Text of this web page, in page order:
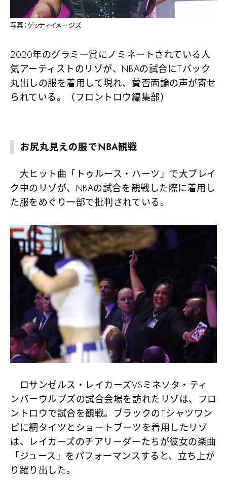
写真：ゲッティイメージズ
2020年のグラミー賞にノミネートされている人
気アーティストのリゾが、NBAの試合にTバック
丸出しの服を着用して現れ、賛否両論の声が寄せ
られている。（フロントロウ編集部）
お尻丸見えの服でNBA観戦
大ヒット曲「トゥルース・ハーツ」で大ブレイ
ク中のリゾが、NBAの試合を観戦した際に着用し
た服をめぐり一部で批判されている。
ロサンゼルス・レイカーズVSミネソタ・ティ
ンバーウルブズの試合会場を訪れたリゾは、フロ
ントロウで試合を観戦。ブラックのTシャツワン
ピに網タイツとショートブーツを着用したリゾ
は、レイカーズのチアリーダーたちが彼女の楽曲
「ジュース」をパフォーマンスすると、立ち上が
り躍り出した。